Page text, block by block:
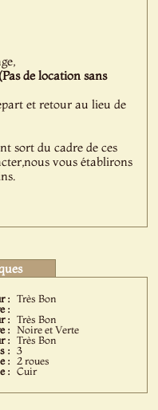
(Pas de location sans
et retour au lieu de
sort du cadre de ces
vous établirons
: Très Bon
:
: Très Bon
: Noire et Verte
: Très Bon
: 3
:
2 roues
: Cuir